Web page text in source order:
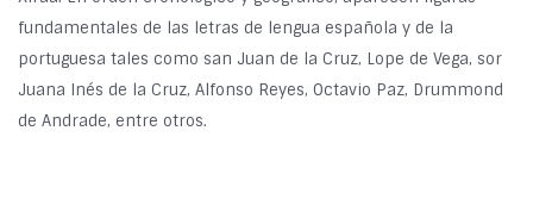
fundamentales de las letras de lengua española y de la
portuguesa tales como san Juan de la Cruz, Lope de Vega, sor
Juana Inés de la Cruz, Alfonso Reyes, Octavio Paz, Drummond
de Andrade, entre otros.